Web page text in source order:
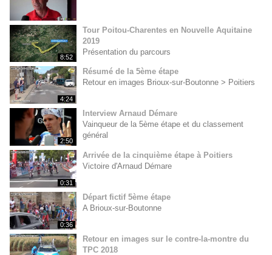
8:52
Tour Poitou-Charentes en Nouvelle Aquitaine
2019
Présentation du parcours
4:24
Résumé de la 5ème étape
Retour en images Brioux-sur-Boutonne > Poitiers
2:50
Interview Arnaud Démare
Vainqueur de la 5ème étape et du classement
général
0:31
Arrivée de la cinquième étape à Poitiers
Victoire d'Arnaud Démare
0:36
Départ fictif 5ème étape
A Brioux-sur-Boutonne
Retour en images sur le contre-la-montre du
TPC 2018